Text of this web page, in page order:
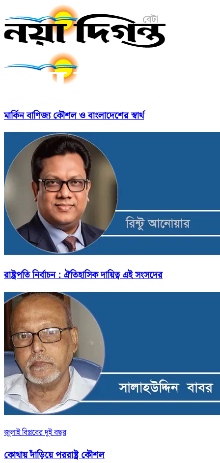
মার্কিন বাণিজ্য কৌশল ও বাংলাদেশের স্বার্থ
রাষ্ট্রপতি নির্বাচন : ঐতিহাসিক দায়িত্ব এই সংসদের
জুলাই বিপ্লবের দুই বছর
কোথায় দাঁড়িয়ে পররাষ্ট্র কৌশল